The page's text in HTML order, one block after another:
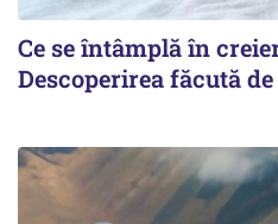
Ce se întâmplă în
Descoperirea făcută